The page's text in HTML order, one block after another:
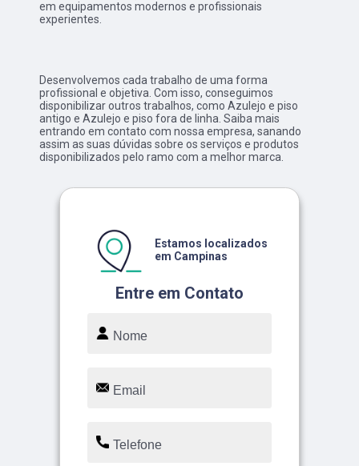
em equipamentos modernos e profissionais
experientes.
Desenvolvemos cada trabalho de uma forma
profissional e objetiva. Com isso, conseguimos
disponibilizar outros trabalhos, como Azulejo e piso
antigo e Azulejo e piso fora de linha. Saiba mais
entrando em contato com nossa empresa, sanando
assim as suas dúvidas sobre os serviços e produtos
disponibilizados pelo ramo com a melhor marca.
Entre em Contato
Estamos localizados
em Campinas